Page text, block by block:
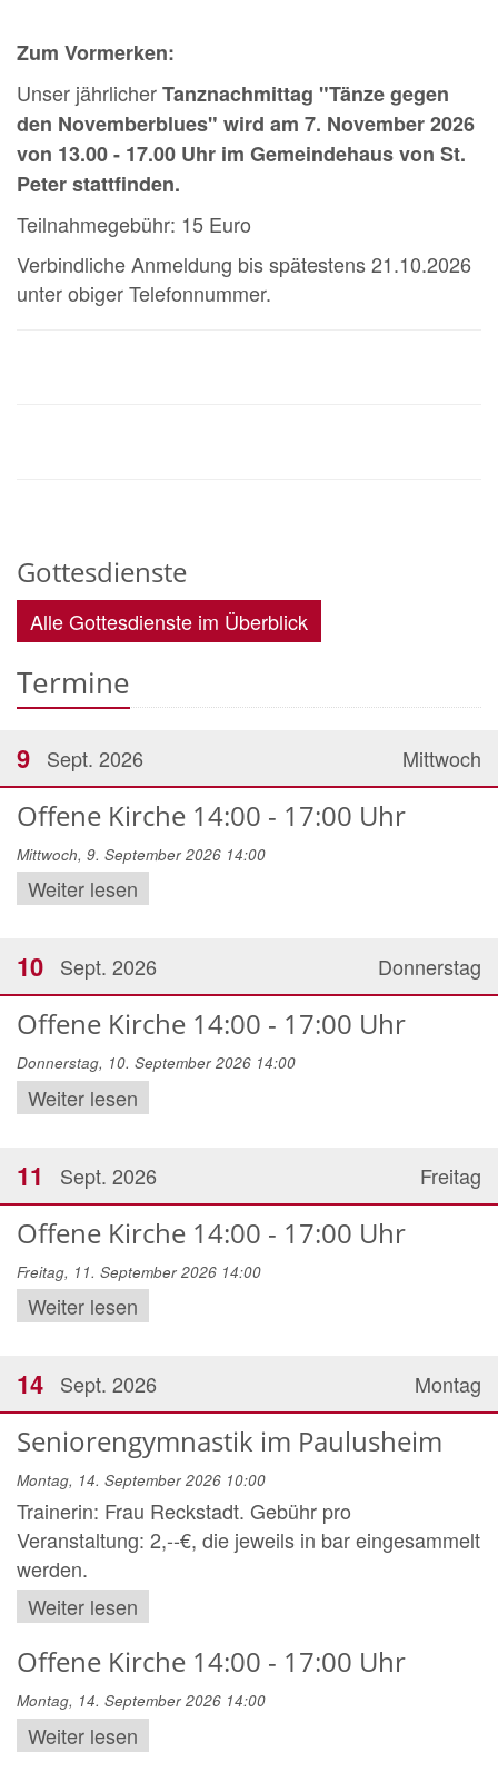
Zum Vormerken:
Unser jährlicherTanznachmittag "Tänze gegen
den Novemberblues" wird am 7. November 2026
von 13.00 - 17.00 Uhr im Gemeindehaus von St.
Peter stattfinden.
Teilnahmegebühr: 15 Euro
Verbindliche Anmeldung bis spätestens 21.10.2026
unter obiger Telefonnummer.
Gottesdienste
Alle Gottesdienste im Überblick
Termine
Mittwoch
9 Sept. 2026
Offene Kirche 14:00 - 17:00 Uhr
Mittwoch, 9. September 2026 14:00
Weiter lesen
Donnerstag
10 Sept. 2026
Offene Kirche 14:00 - 17:00 Uhr
Donnerstag, 10. September 2026 14:00
Weiter lesen
Freitag
11 Sept. 2026
Offene Kirche 14:00 - 17:00 Uhr
Freitag, 11. September 2026 14:00
Weiter lesen
Montag
14 Sept. 2026
Seniorengymnastik im Paulusheim
Montag, 14. September 2026 10:00
Trainerin: Frau Reckstadt. Gebühr pro
Veranstaltung: 2,--€, die jeweils in bar eingesammelt
werden.
Weiter lesen
Offene Kirche 14:00 - 17:00 Uhr
Montag, 14. September 2026 14:00
Weiter lesen